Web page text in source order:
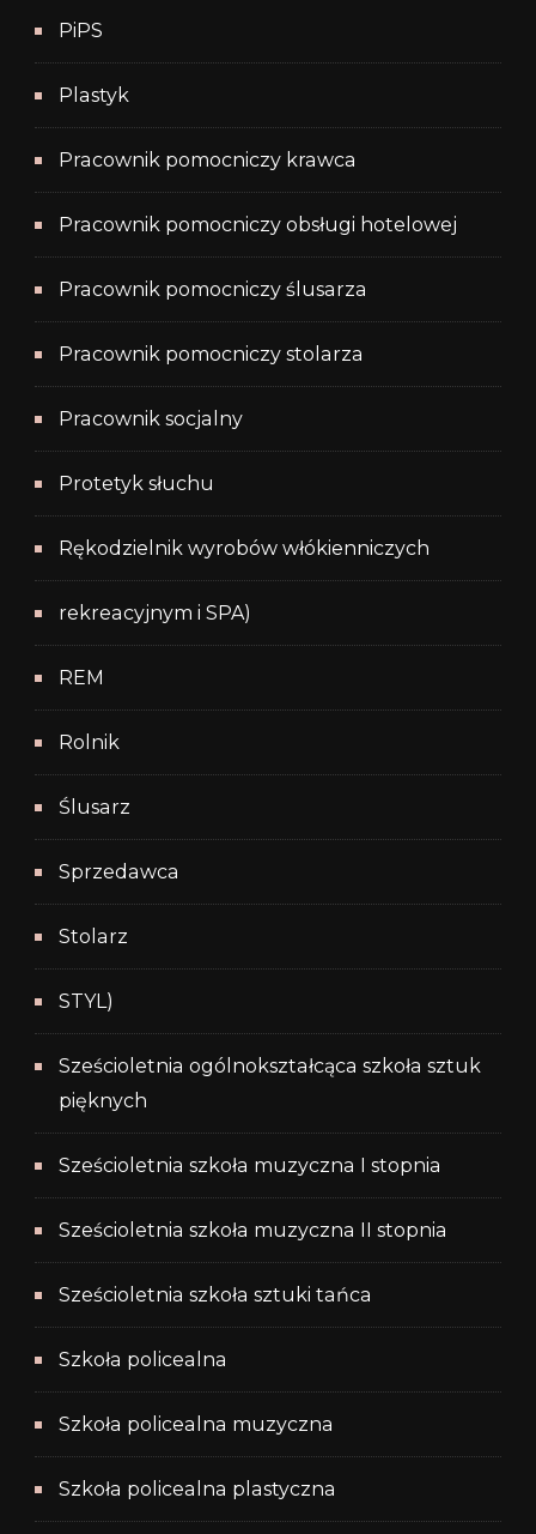
PiPS
Plastyk
Pracownik pomocniczy krawca
Pracownik pomocniczy obsługi hotelowej
Pracownik pomocniczy ślusarza
Pracownik pomocniczy stolarza
Pracownik socjalny
Protetyk słuchu
Rękodzielnik wyrobów włókienniczych
rekreacyjnym i SPA)
REM
Rolnik
Ślusarz
Sprzedawca
Stolarz
STYL)
Sześcioletnia ogólnokształcąca szkoła sztuk
pięknych
Sześcioletnia szkoła muzyczna I stopnia
Sześcioletnia szkoła muzyczna II stopnia
Sześcioletnia szkoła sztuki tańca
Szkoła policealna
Szkoła policealna muzyczna
Szkoła policealna plastyczna